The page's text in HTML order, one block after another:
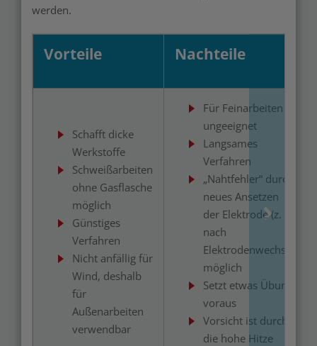
werden.
Vorteile Nachteile
Schafft dicke
Werkstoffe
Schweißarbeiten
ohne Gasflasche
möglich
Günstiges
Verfahren
Nicht anfällig für
Wind, deshalb
für
Außenarbeiten
verwendbar
Für Feinarbeiten
ungeeignet
Langsames
Verfahren
„Nahtfehler“ durch
neues Ansetzen
der Elektrode (z. B.
nach
Elektrodenwechsel)
möglich
Setzt etwas Übung
voraus
Vorsicht ist durch
die hohe Hitze